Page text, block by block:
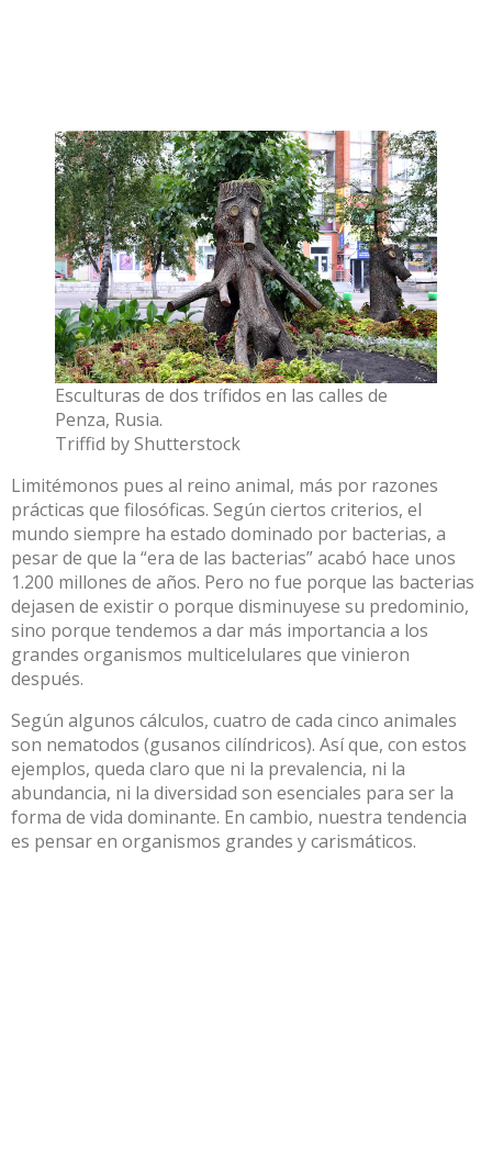
Esculturas de dos trífidos en las calles de
Penza, Rusia.
Triffid by Shutterstock
Limitémonos pues al reino animal, más por razones
prácticas que filosóficas. Según ciertos criterios, el
mundo siempre ha estado dominado por bacterias, a
pesar de que la “era de las bacterias” acabó hace unos
1.200 millones de años. Pero no fue porque las bacterias
dejasen de existir o porque disminuyese su predominio,
sino porque tendemos a dar más importancia a los
grandes organismos multicelulares que vinieron
después.
Según algunos cálculos, cuatro de cada cinco animales
son nematodos (gusanos cilíndricos). Así que, con estos
ejemplos, queda claro que ni la prevalencia, ni la
abundancia, ni la diversidad son esenciales para ser la
forma de vida dominante. En cambio, nuestra tendencia
es pensar en organismos grandes y carismáticos.